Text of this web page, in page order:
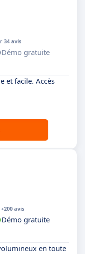
34 avis
Démo gratuite
et facile. Accès
+200 avis
Démo gratuite
en toute